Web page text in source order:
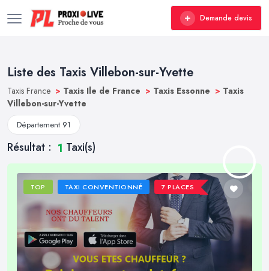
Demande devis
Liste des Taxis Villebon-sur-Yvette
Taxis France > Taxis Ile de France > Taxis Essonne > Taxis
Villebon-sur-Yvette
Département 91
Résultat : 1 Taxi(s)
TOP TAXI CONVENTIONNÉ 7 PLACES